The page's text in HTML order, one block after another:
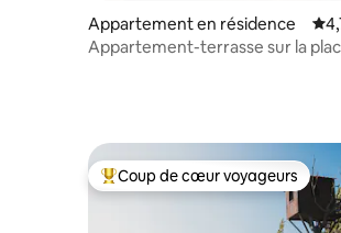
Appartement en résidence
Appartement-terrasse sur la
Coups de cœur voyageurs les
Coup de cœur voyageurs